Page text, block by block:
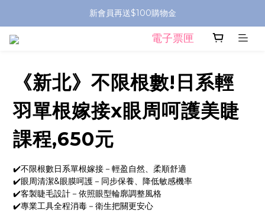
新會員再送$100購物金
電子票匣
《新北》不限根數!日系輕
羽單根嫁接x眼周呵護美睫
課程,650元
✔️不限根數日系單根嫁接－輕盈自然、柔順舒適
✔️眼周清潔&眼膜呵護－同步保養、降低敏感機率
✔️客製睫毛設計－依照眼型輪廓調整風格
✔️專業工具全程消毒－衛生把關更安心